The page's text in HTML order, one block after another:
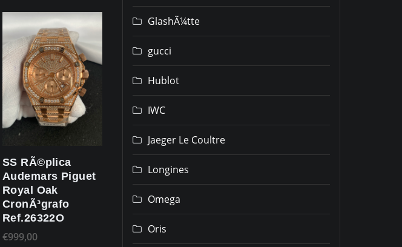
SS RÃ©plica
Audemars Piguet
Royal Oak
CronÃ³grafo
Ref.26322O
€999,00
GlashÃ¼tte
gucci
Hublot
IWC
Jaeger Le Coultre
Longines
Omega
Oris